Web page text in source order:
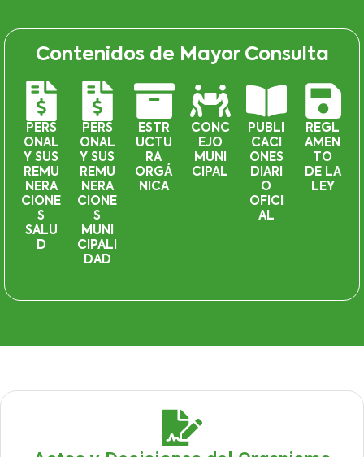
Contenidos de Mayor Consulta
PERS
ONAL
Y SUS
REMU
NERA
CIONE
S
SALU
D
PERS
ONAL
Y SUS
REMU
NERA
CIONE
S
MUNI
CIPALI
DAD
ESTR
UCTU
RA
ORGÁ
NICA
CONC
EJO
MUNI
CIPAL
PUBLI
CACI
ONES
DIARI
O
OFICI
AL
REGL
AMEN
TO
DE LA
LEY